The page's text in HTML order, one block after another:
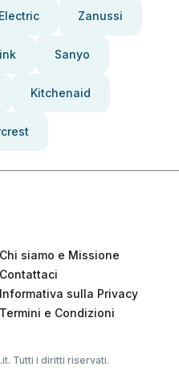
Zanussi
Sanyo
Kitchenaid
Chi siamo e Missione
Contattaci
Informativa sulla Privacy
Termini e Condizioni
Tutti i diritti riservati.